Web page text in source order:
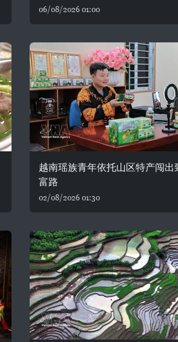
06/08/2026 01:00
越南瑶族青年依托山区特产闯出
富路
02/08/2026 01:30